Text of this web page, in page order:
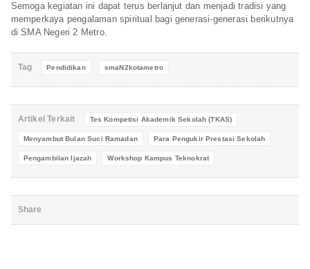
Semoga kegiatan ini dapat terus berlanjut dan menjadi tradisi yang
memperkaya pengalaman spiritual bagi generasi-generasi berikutnya
di SMA Negeri 2 Metro.
Tag Pendidikan smaN2kotametro
Artikel Terkait Tes Kompetisi Akademik Sekolah (TKAS)
Menyambut Bulan Suci Ramadan Para Pengukir Prestasi Sekolah
Pengambilan Ijazah Workshop Kampus Teknokrat
Share